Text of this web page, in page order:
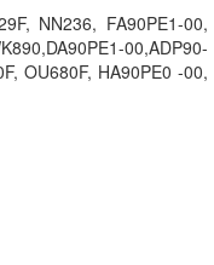
NN236, FA90PE1-00,
00,ADP90-
OU680F, HA90PE0 -00,